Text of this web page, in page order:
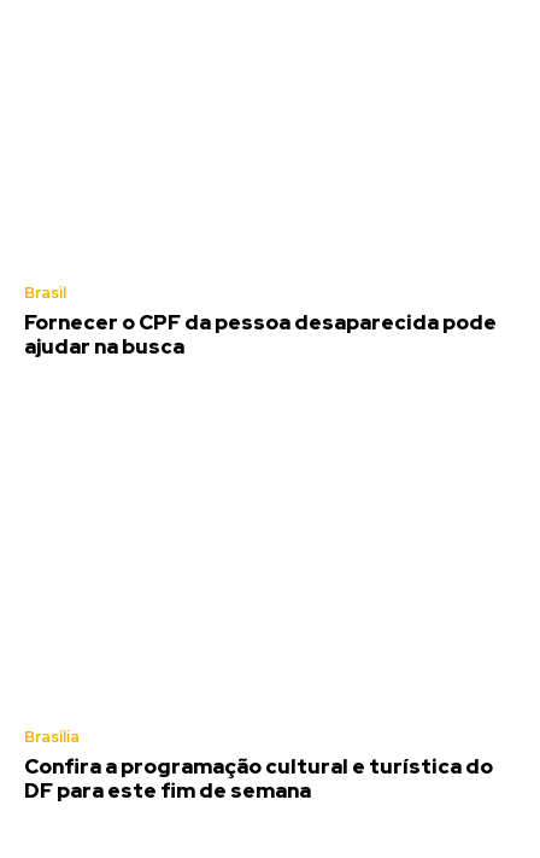
Brasil
Fornecer o CPF da pessoa desaparecida pode
ajudar na busca
Brasília
Confira a programação cultural e turística do
DF para este fim de semana